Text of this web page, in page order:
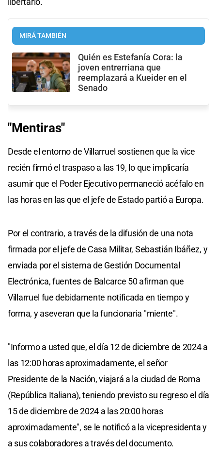
MIRÁ TAMBIÉN
Quién es Estefanía Cora: la
joven entrerriana que
reemplazará a Kueider en el
Senado
"Mentiras"
Desde el entorno de Villarruel sostienen que la vice
recién firmó el traspaso a las 19, lo que implicaría
asumir que el Poder Ejecutivo permaneció acéfalo en
las horas en las que el jefe de Estado partió a Europa.
Por el contrario, a través de la difusión de una nota
firmada por el jefe de Casa Militar, Sebastián Ibáñez, y
enviada por el sistema de Gestión Documental
Electrónica, fuentes de Balcarce 50 afirman que
Villarruel fue debidamente notificada en tiempo y
forma, y aseveran que la funcionaria "miente".
"Informo a usted que, el día 12 de diciembre de 2024 a
las 12:00 horas aproximadamente, el señor
Presidente de la Nación, viajará a la ciudad de Roma
(República Italiana), teniendo previsto su regreso el día
15 de diciembre de 2024 a las 20:00 horas
aproximadamente", se le notificó a la vicepresidenta y
a sus colaboradores a través del documento.